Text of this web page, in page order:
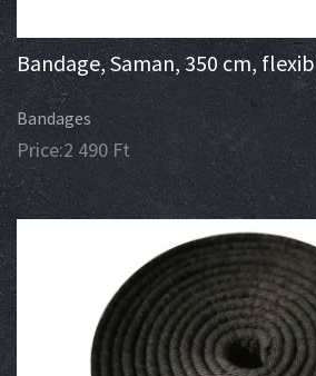
Bandage, Saman, 350 cm,
Bandages
Price:2 490 Ft